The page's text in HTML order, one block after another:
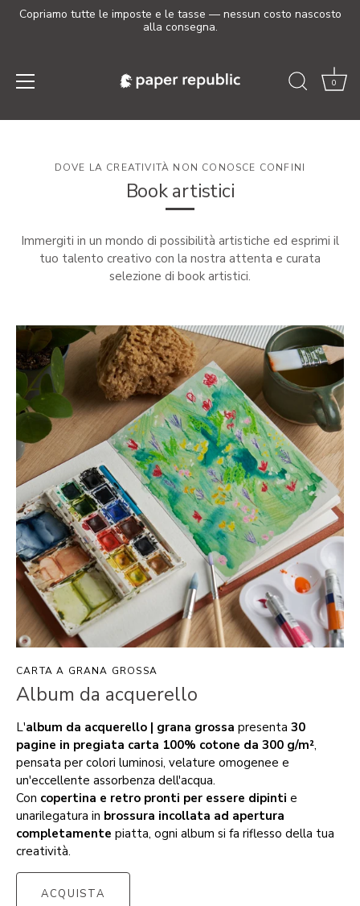
contenuto
Copriamo tutte le imposte e le tasse — nessun costo nascosto
alla consegna.
0
DOVE LA CREATIVITÀ NON CONOSCE CONFINI
Book artistici
Immergiti in un mondo di possibilità artistiche ed esprimi il
tuo talento creativo con la nostra attenta e curata
selezione di book artistici.
CARTA A GRANA GROSSA
Album da acquerello
L'album da acquerello | grana grossa presenta 30
pagine in pregiata carta 100% cotone da 300 g/m²,
pensata per colori luminosi, velature omogenee e
un'eccellente assorbenza dell'acqua.
Con copertina e retro pronti per essere dipinti e
unarilegatura in brossura incollata ad apertura
completamente piatta, ogni album si fa riflesso della tua
creatività.
ACQUISTA